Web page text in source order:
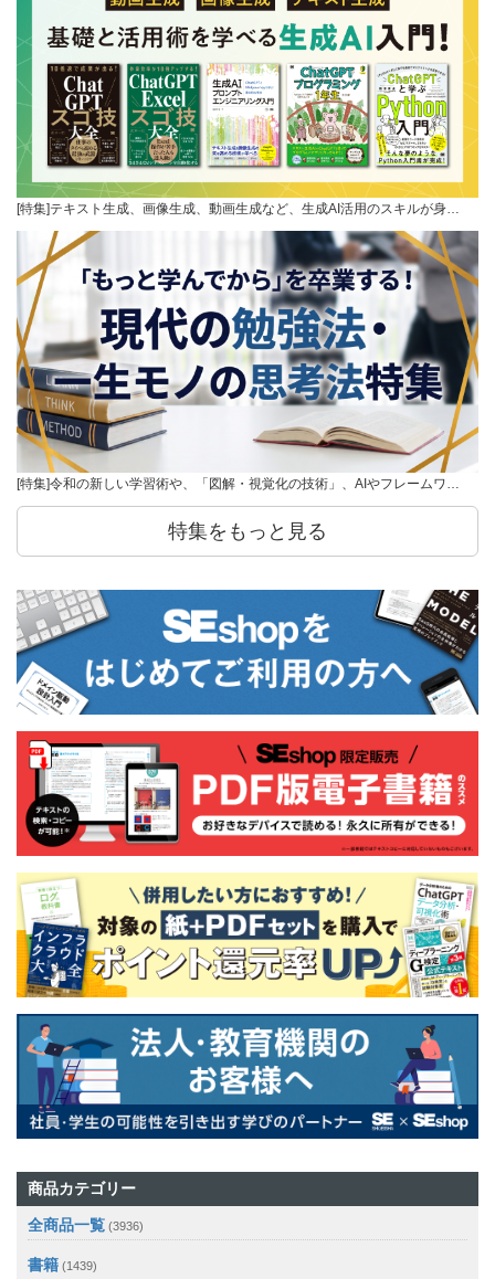
[特集]テキスト生成、画像生成、動画生成など、生成AI活用のスキルが身…
[特集]令和の新しい学習術や、「図解・視覚化の技術」、AIやフレームワ…
特集をもっと見る
商品カテゴリー
全商品一覧 (3936)
書籍 (1439)